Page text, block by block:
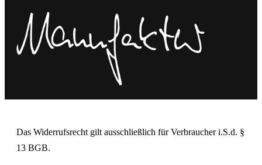
Das Widerrufsrecht gilt ausschließlich für Verbraucher i.S.d. §
13 BGB.